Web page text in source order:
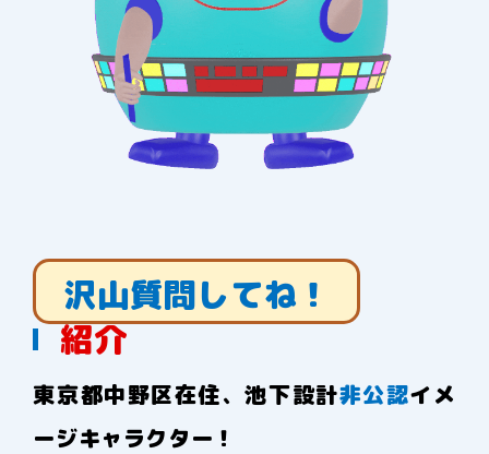
沢山質問してね！
紹介
東京都中野区在住、池下設計非公認イメ
ージキャラクター！